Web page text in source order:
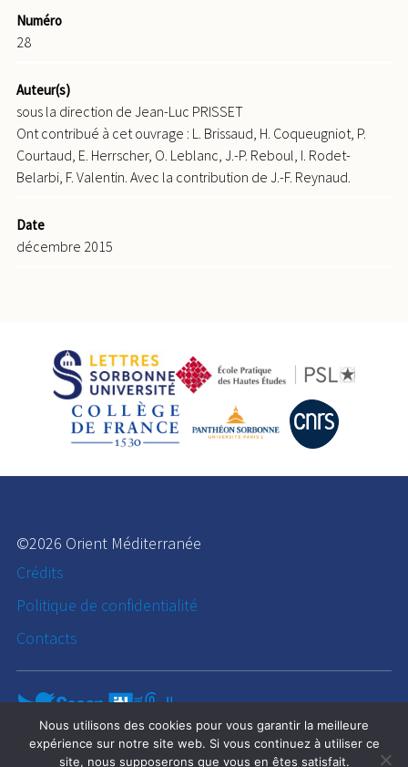
Numéro
28
Auteur(s)
sous la direction de Jean-Luc PRISSET
Ont contribué à cet ouvrage : L. Brissaud, H. Coqueugniot, P.
Courtaud, E. Herrscher, O. Leblanc, J.-P. Reboul, I. Rodet-
Belarbi, F. Valentin. Avec la contribution de J.-F. Reynaud.
Date
décembre 2015
©2026 Orient Méditerranée
Crédits
Politique de confidentialité
Contacts
Nous utilisons des cookies pour vous garantir la meilleure
expérience sur notre site web. Si vous continuez à utiliser ce
site, nous supposerons que vous en êtes satisfait.